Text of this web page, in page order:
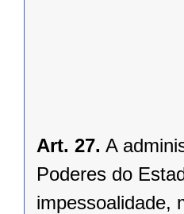
Art. 27. A
Poderes do
impessoalidade,